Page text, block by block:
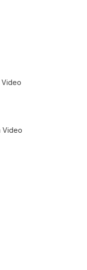
Video
Video